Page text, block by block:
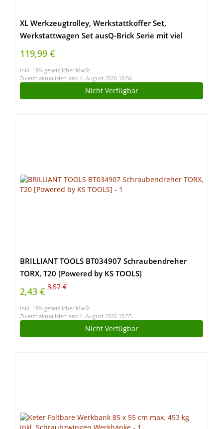
XL Werkzeugtrolley, Werkstattkoffer Set,
Werkstattwagen Set ausQ-Brick Serie mit viel
Zubehör! B x T x H in cm: 53 x 38 x 98 cm ! Der
Mobile Alleskönner – Privat & Gewerbe
119,99 €
inkl. 19% gesetzlicher MwSt.
Zuletzt aktualisiert am: 4. August 2026 10:56
Nicht Verfügbar
BRILLIANT TOOLS BT034907 Schraubendreher
TORX, T20 [Powered by KS TOOLS]
2,43 € 3,57 €
inkl. 19% gesetzlicher MwSt.
Zuletzt aktualisiert am: 4. August 2026 10:55
Nicht Verfügbar